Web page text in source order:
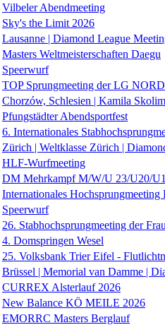
Vilbeler Abendmeeting
Sky's the Limit 2026
Lausanne | Diamond League
Masters Weltmeisterschaften Daegu
Speerwurf
TOP Sprungmeeting der LG
Chorzów, Schlesien | Kamila
Pfungstädter Abendsportfest
6. Internationales
Zürich | Weltklasse Zürich |
HLF-Wurfmeeting
DM Mehrkampf M/W/U 23/U20/
Internationales Hochsprungmeeting
Speerwurf
26. Stabhochsprungmeeting der
4. Domspringen Wesel
25. Volksbank Trier Eifel -
Brüssel | Memorial van Damme |
CURREX Alsterlauf 2026
New Balance KÖ MEILE 2026
EMORRC Masters Berglauf